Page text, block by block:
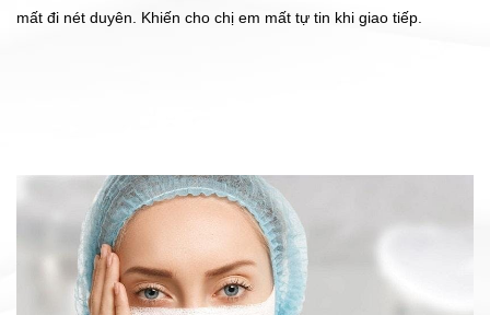
mất đi nét duyên. Khiến cho chị em mất tự tin khi giao tiếp.